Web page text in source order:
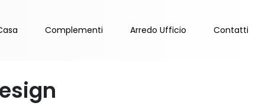
Complementi Arredo Ufficio Contatti